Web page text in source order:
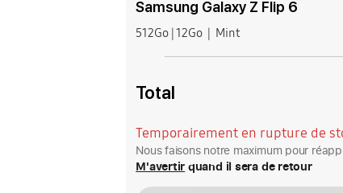
Samsung Galaxy Z Flip 6
512Go | 12Go Mint
Total
Temporairement en rupture de
Nous faisons notre maximum pour
M'avertir quand il sera de retour